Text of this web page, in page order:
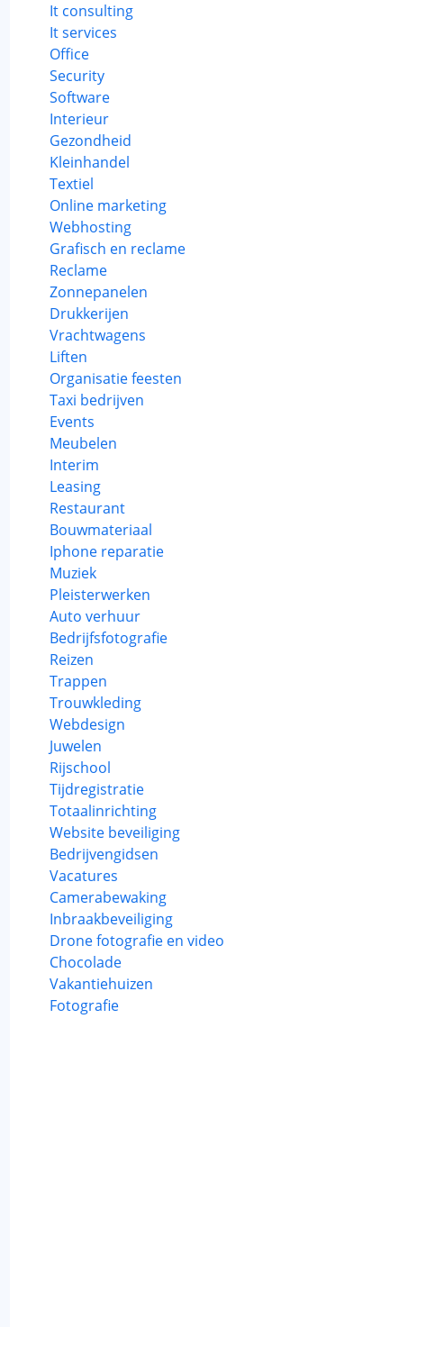
It consulting
It services
Office
Security
Software
Interieur
Gezondheid
Kleinhandel
Textiel
Online marketing
Webhosting
Grafisch en reclame
Reclame
Zonnepanelen
Drukkerijen
Vrachtwagens
Liften
Organisatie feesten
Taxi bedrijven
Events
Meubelen
Interim
Leasing
Restaurant
Bouwmateriaal
Iphone reparatie
Muziek
Pleisterwerken
Auto verhuur
Bedrijfsfotografie
Reizen
Trappen
Trouwkleding
Webdesign
Juwelen
Rijschool
Tijdregistratie
Totaalinrichting
Website beveiliging
Bedrijvengidsen
Vacatures
Camerabewaking
Inbraakbeveiliging
Drone fotografie en video
Chocolade
Vakantiehuizen
Fotografie